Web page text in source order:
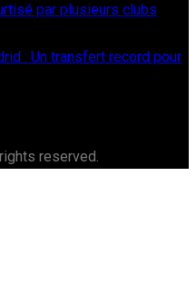
par plusieurs clubs
: Un transfert record pour
reserved.